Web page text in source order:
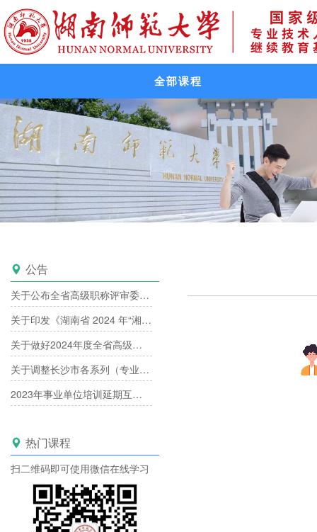
全部课程
 公告
关于公布全省高级职称评审委员会备案目录的通知
关于印发《湖南省 2024 年“湘产专场”产业人才职称评审工作方案》的通知
关于做好2024年度全省高级职称评审工作的通知
关于调整长沙市各系列（专业）中高级专业技术职称评委库的通知
2023年事业单位培训延期互认已经开启！
 热门课程
扫二维码即可使用微信在线学习